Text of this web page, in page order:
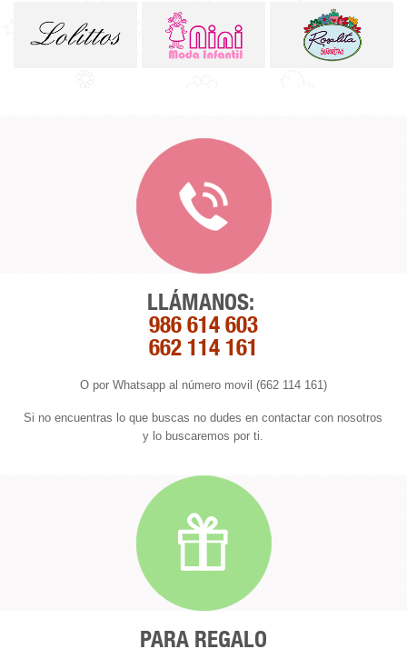
LLÁMANOS:
986 614 603
662 114 161
O por Whatsapp al número movil (662 114 161)
Si no encuentras lo que buscas no dudes en contactar con nosotros
y lo buscaremos por ti.
PARA REGALO